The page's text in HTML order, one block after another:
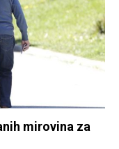
mirovina za